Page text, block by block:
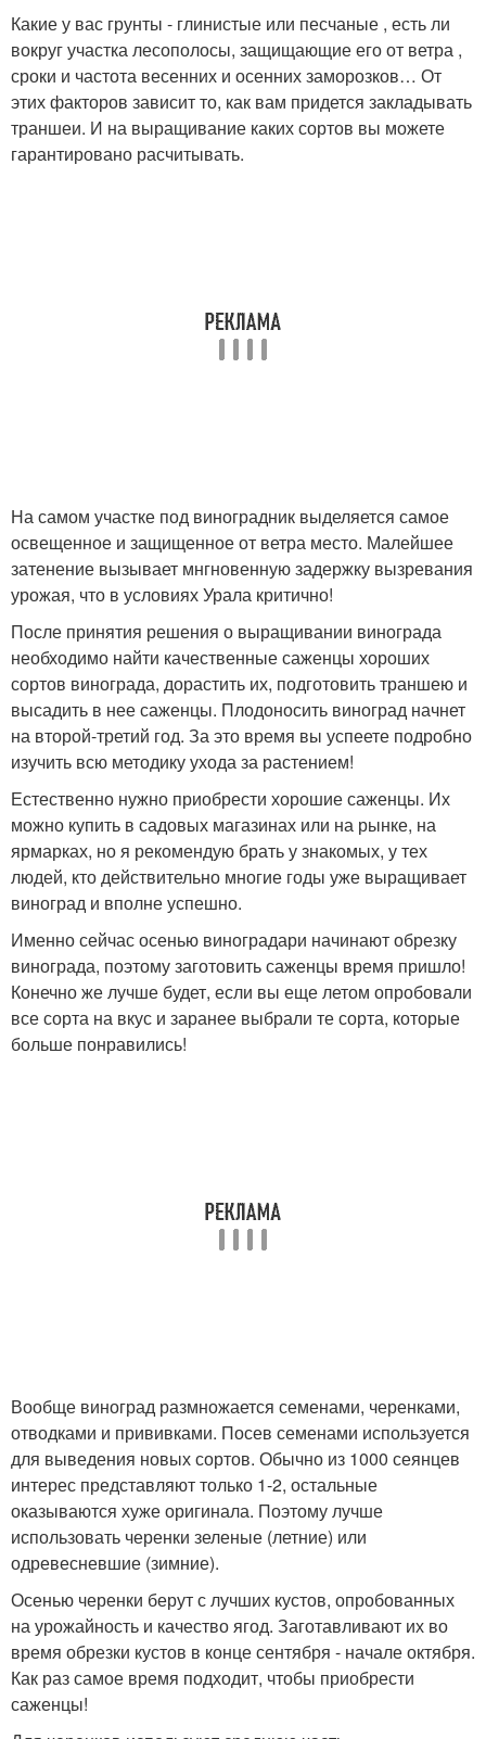
Какие у вас грунты - глинистые или песчаные , есть ли
вокруг участка лесополосы, защищающие его от ветра ,
сроки и частота весенних и осенних заморозков… От
этих факторов зависит то, как вам придется закладывать
траншеи. И на выращивание каких сортов вы можете
гарантировано расчитывать.
На самом участке под виноградник выделяется самое
освещенное и защищенное от ветра место. Малейшее
затенение вызывает мнгновенную задержку вызревания
урожая, что в условиях Урала критично!
После принятия решения о выращивании винограда
необходимо найти качественные саженцы хороших
сортов винограда, дорастить их, подготовить траншею и
высадить в нее саженцы. Плодоносить виноград начнет
на второй-третий год. За это время вы успеете подробно
изучить всю методику ухода за растением!
Естественно нужно приобрести хорошие саженцы. Их
можно купить в садовых магазинах или на рынке, на
ярмарках, но я рекомендую брать у знакомых, у тех
людей, кто действительно многие годы уже выращивает
виноград и вполне успешно.
Именно сейчас осенью виноградари начинают обрезку
винограда, поэтому заготовить саженцы время пришло!
Конечно же лучше будет, если вы еще летом опробовали
все сорта на вкус и заранее выбрали те сорта, которые
больше понравились!
Вообще виноград размножается семенами, черенками,
отводками и прививками. Посев семенами используется
для выведения новых сортов. Обычно из 1000 сеянцев
интерес представляют только 1-2, остальные
оказываются хуже оригинала. Поэтому лучше
использовать черенки зеленые (летние) или
одревесневшие (зимние).
Осенью черенки берут с лучших кустов, опробованных
на урожайность и качество ягод. Заготавливают их во
время обрезки кустов в конце сентября - начале октября.
Как раз самое время подходит, чтобы приобрести
саженцы!